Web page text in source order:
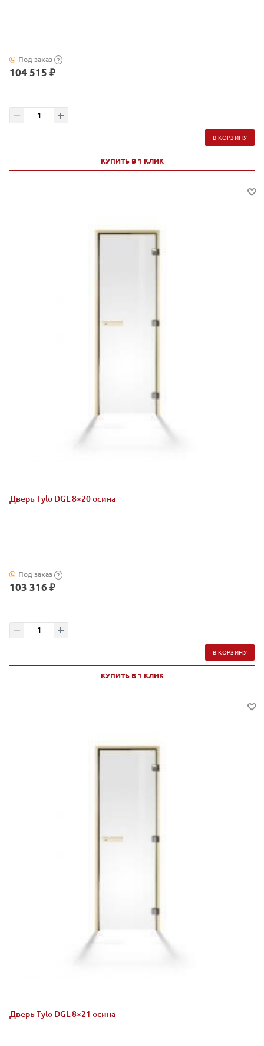
Под заказ ?
104 515 ₽
В КОРЗИНУ
КУПИТЬ В 1 КЛИК
Дверь Tylo DGL 8×20 осина
Под заказ ?
103 316 ₽
В КОРЗИНУ
КУПИТЬ В 1 КЛИК
Дверь Tylo DGL 8×21 осина